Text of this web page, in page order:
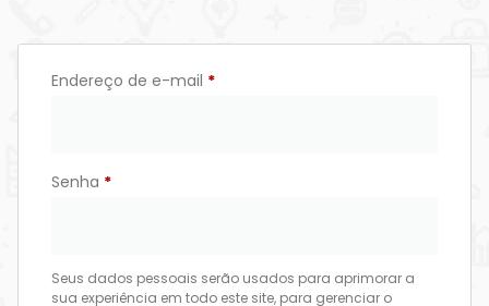
Endereço de e-mail *
Senha *
Seus dados pessoais serão usados para aprimorar a
sua experiência em todo este site, para gerenciar o